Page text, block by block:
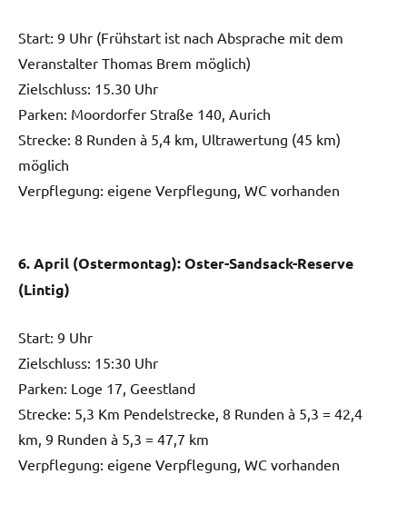
Start: 9 Uhr (Frühstart ist nach Absprache mit dem
Veranstalter Thomas Brem möglich)
Zielschluss: 15.30 Uhr
Parken: Moordorfer Straße 140, Aurich
Strecke: 8 Runden à 5,4 km, Ultrawertung (45 km)
möglich
Verpflegung: eigene Verpflegung, WC vorhanden
6. April (Ostermontag): Oster-Sandsack-Reserve
(Lintig)
Start: 9 Uhr
Zielschluss: 15:30 Uhr
Parken: Loge 17, Geestland
Strecke: 5,3 Km Pendelstrecke, 8 Runden à 5,3 = 42,4
km, 9 Runden à 5,3 = 47,7 km
Verpflegung: eigene Verpflegung, WC vorhanden